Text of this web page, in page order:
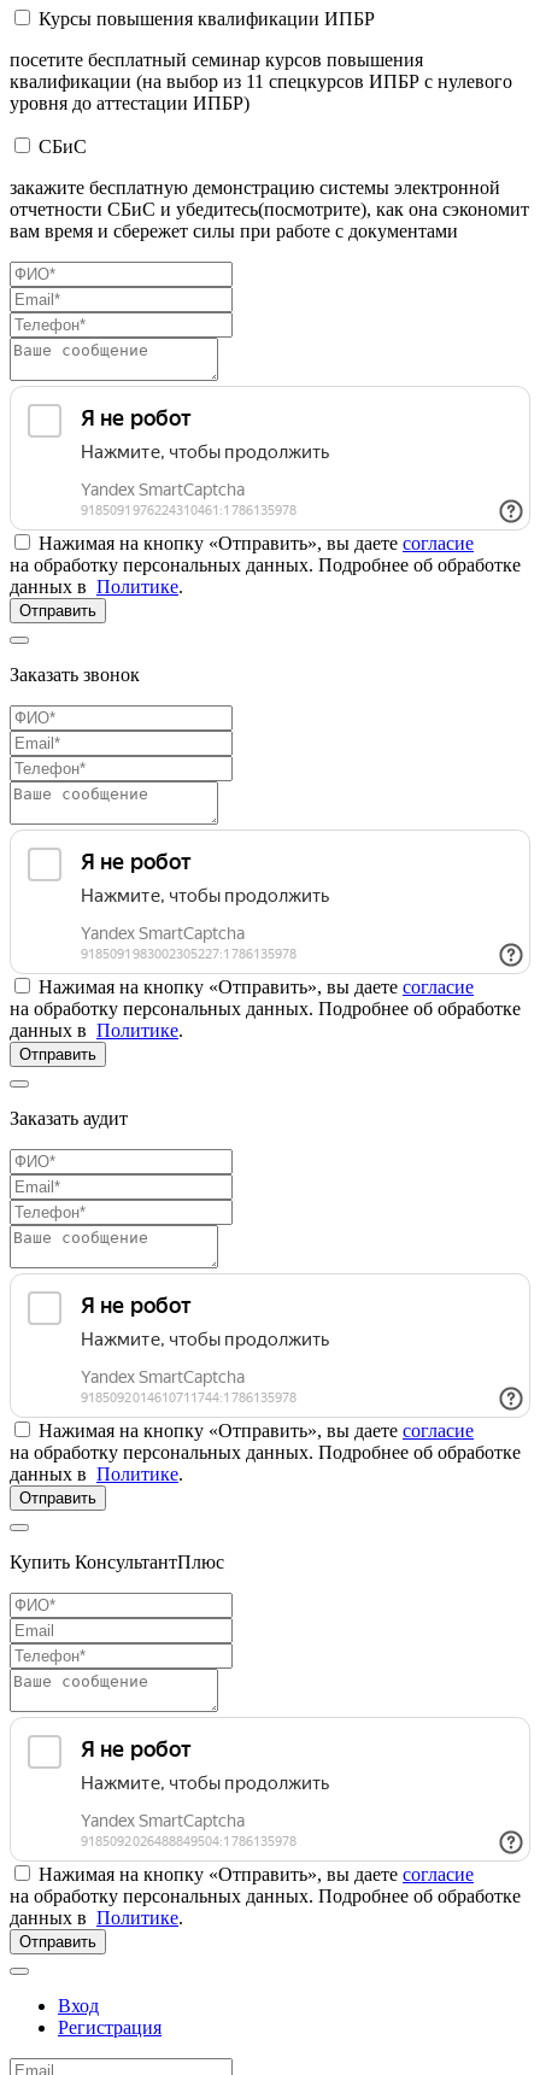
Курсы повышения квалификации ИПБР
посетите бесплатный семинар курсов повышения
квалификации (на выбор из 11 спецкурсов ИПБР с нулевого
уровня до аттестации ИПБР)
СБиС
закажите бесплатную демонстрацию системы электронной
отчетности СБиС и убедитесь(посмотрите), как она сэкономит
вам время и сбережет силы при работе с документами
Нажимая на кнопку «Отправить», вы даете согласие
на обработку персональных данных. Подробнее об обработке
данных в Политике.
Отправить
Заказать звонок
Нажимая на кнопку «Отправить», вы даете согласие
на обработку персональных данных. Подробнее об обработке
данных в Политике.
Отправить
Заказать аудит
Нажимая на кнопку «Отправить», вы даете согласие
на обработку персональных данных. Подробнее об обработке
данных в Политике.
Отправить
Купить КонсультантПлюс
Нажимая на кнопку «Отправить», вы даете согласие
на обработку персональных данных. Подробнее об обработке
данных в Политике.
Отправить
Вход
Регистрация